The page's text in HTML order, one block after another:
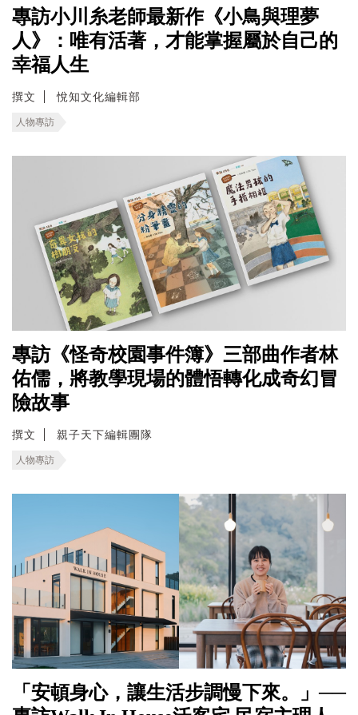
專訪小川糸老師最新作《小鳥與理夢
人》：唯有活著，才能掌握屬於自己的
幸福人生
撰文 悅知文化編輯部
人物專訪
專訪《怪奇校園事件簿》三部曲作者林
佑儒，將教學現場的體悟轉化成奇幻冒
險故事
撰文 親子天下編輯團隊
人物專訪
「安頓身心，讓生活步調慢下來。」──